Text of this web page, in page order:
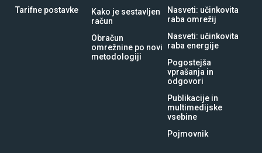
Tarifne postavke
Kako je sestavljen
račun
Obračun
omrežnine po novi
metodologiji
Nasveti: učinkovita
raba omrežij
Nasveti: učinkovita
raba energije
Pogostejša
vprašanja in
odgovori
Publikacije in
multimedijske
vsebine
Pojmovnik